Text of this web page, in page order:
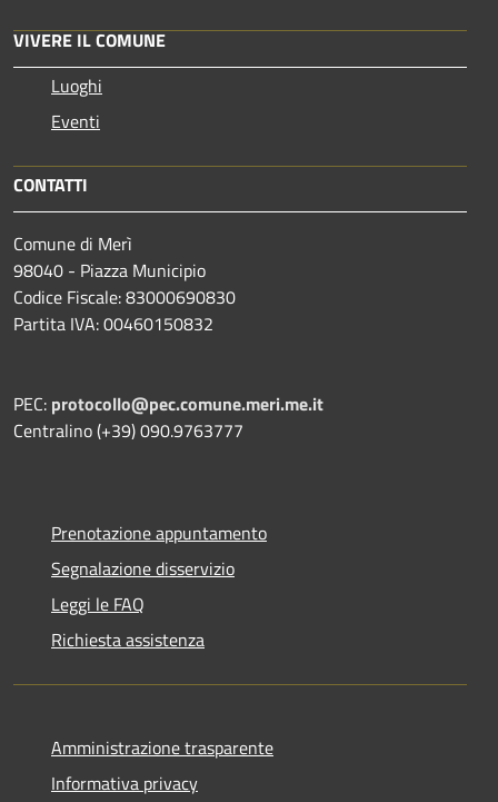
VIVERE IL COMUNE
Luoghi
Eventi
CONTATTI
Comune di Merì
98040 - Piazza Municipio
Codice Fiscale: 83000690830
Partita IVA: 00460150832
PEC: protocollo@pec.comune.meri.me.it
Centralino (+39) 090.9763777
Prenotazione appuntamento
Segnalazione disservizio
Leggi le FAQ
Richiesta assistenza
Amministrazione trasparente
Informativa privacy